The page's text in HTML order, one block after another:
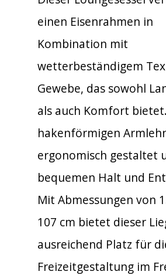
einen Eisenrahmen in
Kombination mit
wetterbeständigem
Gewebe, das sowohl
als auch Komfort
hakenförmigen
ergonomisch gestaltet
bequemen Halt und
Mit Abmessungen von
107 cm bietet dieser
ausreichend Platz für
Freizeitgestaltung im